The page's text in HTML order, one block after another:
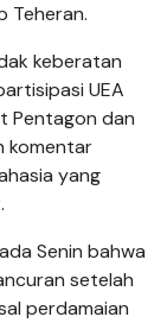
Teheran.
keberatan
UEA
Pentagon dan
komentar
yang
Senin bahwa
setelah
perdamaian